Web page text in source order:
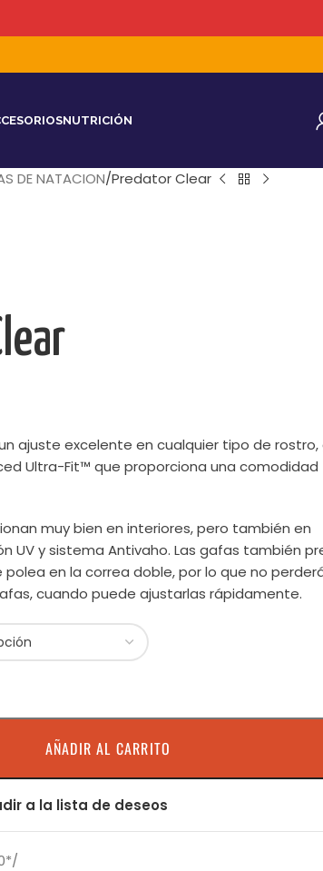
NUTRICIÓN
DE NATACION Predator Clear
ajuste excelente en cualquier tipo de rostro,
Ultra-Fit™ que proporciona una comodidad
muy bien en interiores, pero también en
UV y sistema Antivaho. Las gafas también
en la correa doble, por lo que no
cuando puede ajustarlas rápidamente.
AÑADIR AL CARRITO
a la lista de deseos